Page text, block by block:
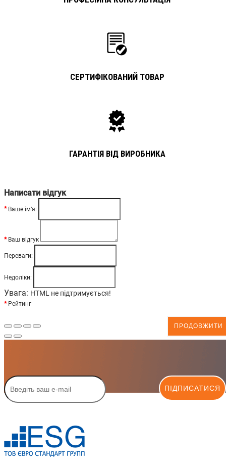
СЕРТИФІКОВАНИЙ ТОВАР
ГАРАНТІЯ ВІД ВИРОБНИКА
Написати відгук
Ваше ім’я:
Ваш відгук
Переваги:
Недоліки:
Увага: HTML не підтримується!
Рейтинг
ПРОДОВЖИТИ
ПІДПИСАТИСЯ